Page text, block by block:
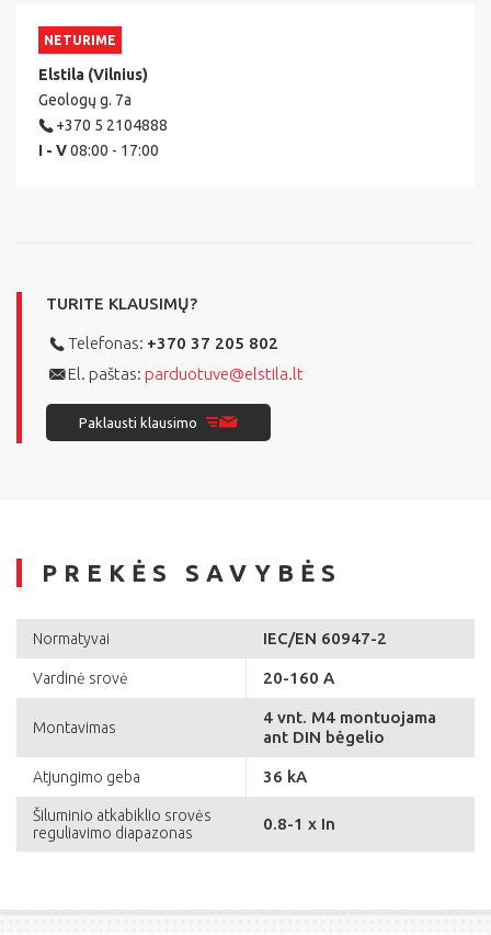
NETURIME
Elstila (Vilnius)
Geologų g. 7a
+370 5 2104888
I - V08:00 - 17:00
TURITE KLAUSIMŲ?
Telefonas: +370 37 205 802
El. paštas: parduotuve@elstila.lt
Paklausti klausimo
PREKĖS SAVYBĖS
Normatyvai IEC/EN 60947-2
Vardinė srovė 20-160 A
Montavimas
4 vnt. M4 montuojama
ant DIN bėgelio
Atjungimo geba 36 kA
Šiluminio atkabiklio srovės
reguliavimo diapazonas
0.8-1 x In